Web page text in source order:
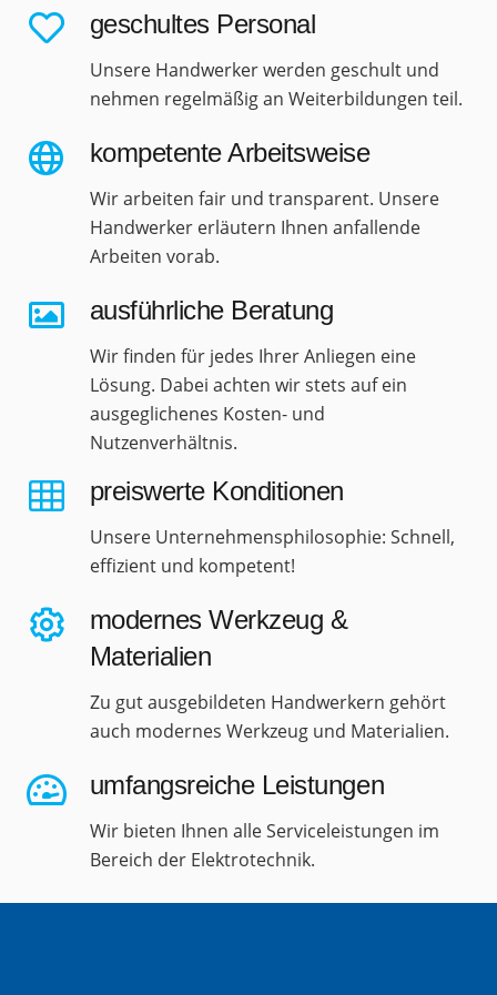
geschultes Personal
Unsere Handwerker werden geschult und
nehmen regelmäßig an Weiterbildungen teil.
kompetente Arbeitsweise
Wir arbeiten fair und transparent. Unsere
Handwerker erläutern Ihnen anfallende
Arbeiten vorab.
ausführliche Beratung
Wir finden für jedes Ihrer Anliegen eine
Lösung. Dabei achten wir stets auf ein
ausgeglichenes Kosten- und
Nutzenverhältnis.
preiswerte Konditionen
Unsere Unternehmensphilosophie: Schnell,
effizient und kompetent!
modernes Werkzeug &
Materialien
Zu gut ausgebildeten Handwerkern gehört
auch modernes Werkzeug und Materialien.
umfangsreiche Leistungen
Wir bieten Ihnen alle Serviceleistungen im
Bereich der Elektrotechnik.